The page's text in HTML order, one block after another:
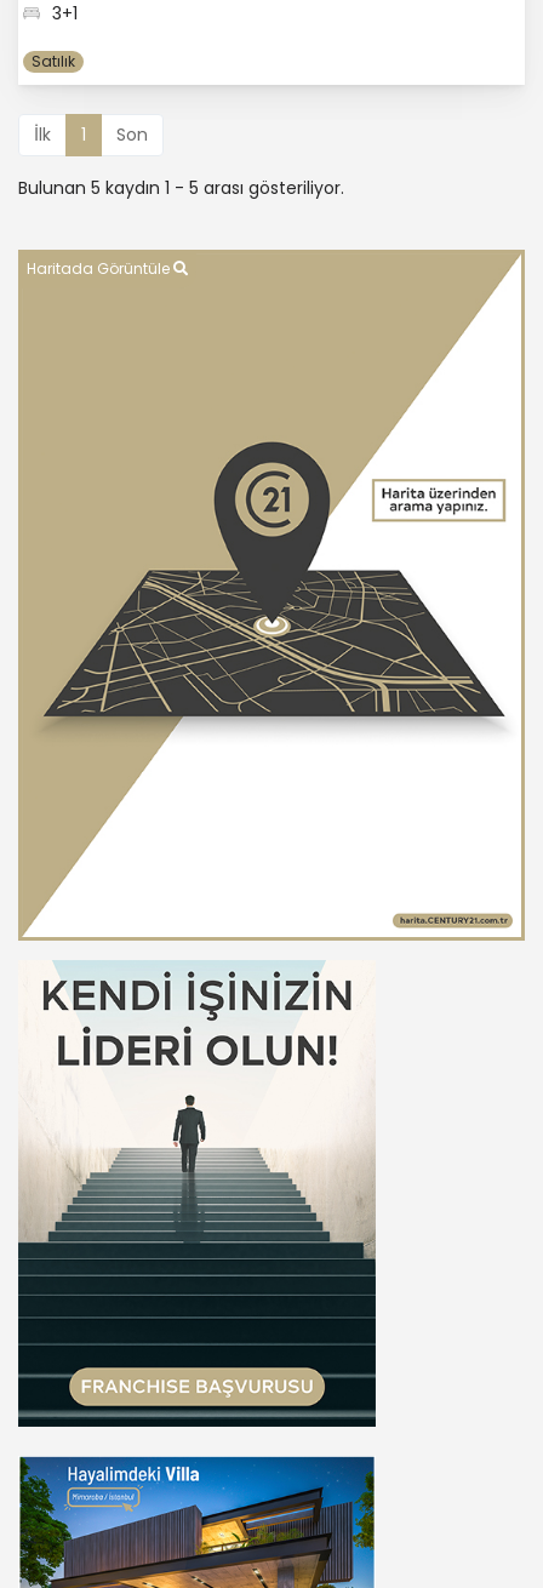
3+1
Satılık
İlk 1 Son
Bulunan 5 kaydın 1 - 5 arası gösteriliyor.
Haritada Görüntüle